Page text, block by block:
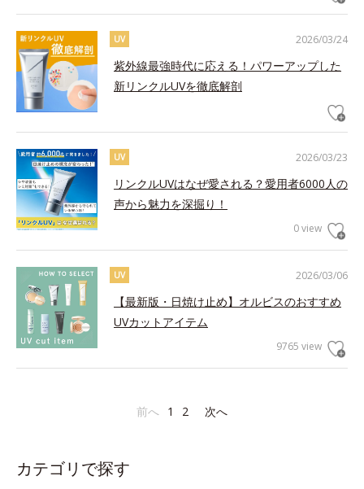
2026/03/24
UV
紫外線最強時代に応える！パワーアップした
新リンクルUVを徹底解剖
2026/03/23
UV
リンクルUVはなぜ愛される？愛用者6000人の
声から魅力を深掘り！
0 view
2026/03/06
UV
【最新版・日焼け止め】オルビスのおすすめ
UVカットアイテム
9765 view
前へ 1 2 次へ
カテゴリで探す